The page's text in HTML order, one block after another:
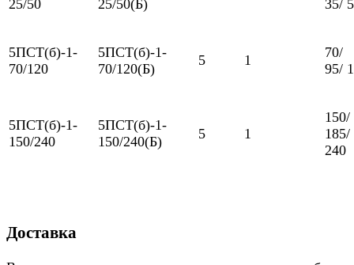
25/50 25/50(Б) 35/
5ПСТ(б)-1-
70/120
5ПСТ(б)-1-
70/120(Б)
5 1
70/
95/
5ПСТ(б)-1-
150/240
5ПСТ(б)-1-
150/240(Б)
5 1
150/
185/
240
Доставка